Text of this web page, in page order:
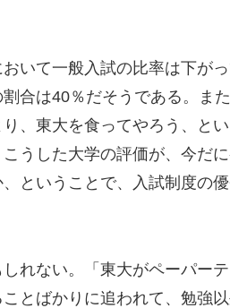
いて一般入試の比率は下がっ
合は40％だそうである。ま
、東大を食ってやろう、と
うした大学の評価が、今だ
ということで、入試制度の
れない。「東大がペーパー
とばかりに追われて、勉強